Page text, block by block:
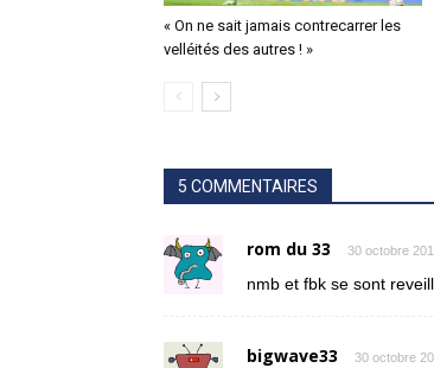
« On ne sait jamais contrecarrer les
velléités des autres ! »
5 COMMENTAIRES
rom du 33 30 octobre
nmb et fbk se sont
bigwave33 30 octobre